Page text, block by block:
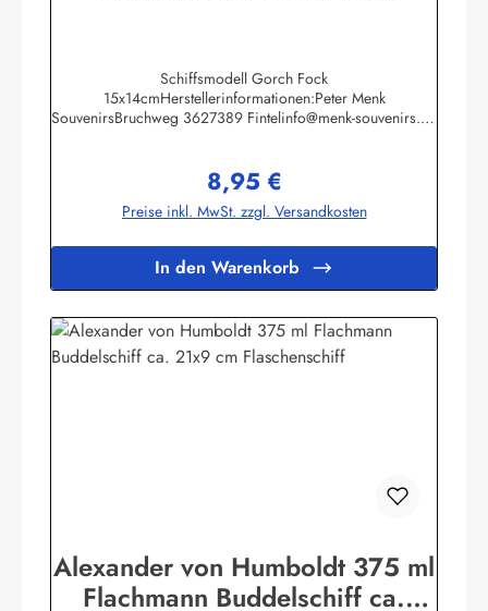
Schiffsmodell Gorch Fock
15x14cmHerstellerinformationen:Peter Menk
SouvenirsBruchweg 3627389 Fintelinfo@menk-souvenirs.de
Regulärer Preis:
8,95 €
Preise inkl. MwSt. zzgl. Versandkosten
In den Warenkorb
Alexander von Humboldt 375 ml
Flachmann Buddelschiff ca.